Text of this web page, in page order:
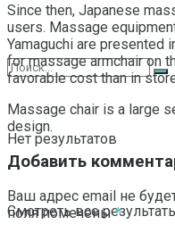
Нет результатов
Смотреть все
Since then, Japanese
users. Massage
Yamaguchi are presented
for massage armchair on
favorable cost than in
Massage chair is a large
design.
Добавить
Ваш адрес email не
поля помечены*